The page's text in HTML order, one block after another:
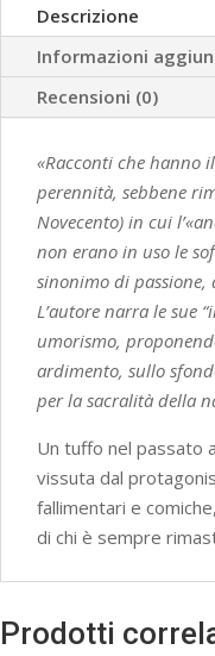
Descrizione
Informazioni
Recensioni (0)
«Racconti che hanno
perennità, sebbene
Novecento) in cui
non erano in uso le
sinonimo di passione,
L’autore narra le sue
umorismo,
ardimento, sullo
per la sacralità della
Un tuffo nel passato
vissuta dal
fallimentari e
di chi è sempre
Prodotti